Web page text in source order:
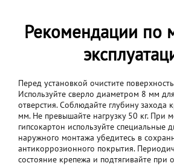
Рекомендации по
Перед установкой очистите
Используйте сверло диаметром 8 мм
отверстия. Соблюдайте глубину захода
мм. Не превышайте нагрузку 50 кг. При
гипсокартон используйте специальные
наружного монтажа убедитесь в
антикоррозионного покрытия.
состояние крепежа и подтягивайте при